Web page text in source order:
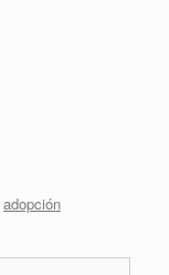
adopción